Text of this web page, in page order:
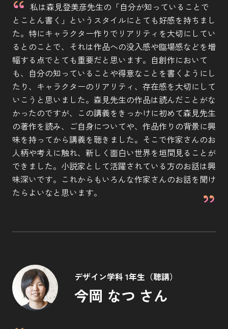
私は森見登美彦先生の「自分が知っていることで
とことん書く」というスタイルにとても好感を持ちまし
た。特にキャラクター作りでリアリティを大切にしてい
るとのことで、それは作品への没入感や臨場感などを増
幅する点でとても重要だと思います。自創作において
も、自分の知っていることや得意なことを書くようにし
たり、キャラクターのリアリティ、存在感を大切にして
いこうと思いました。森見先生の作品は読んだことがな
かったのですが、この講義をきっかけに初めて森見先生
の著作を読み、ご自身についてや、作品作りの背景に興
味を持ってから講義を聴きました。そこで作家さんのお
人柄や考えに触れ、新しく面白い世界を垣間見ることが
できました。小説家として活躍されている方のお話は興
味深いです。これからもいろんな作家さんのお話を聞け
たらよいなと思います。
デザイン学科 1年生（聴講）
今岡 なつ さん